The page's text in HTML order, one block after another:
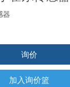
器
询价
加入询价篮